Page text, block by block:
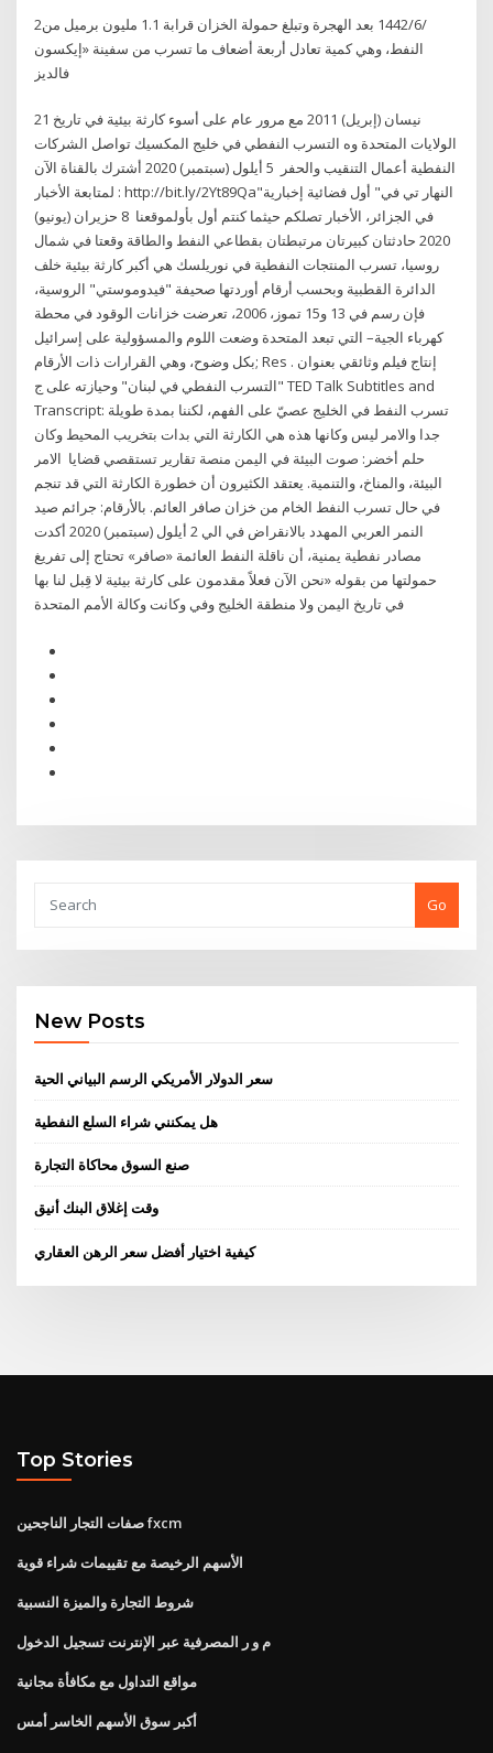
2‏‏/6‏‏/1442 بعد الهجرة وتبلغ حمولة الخزان قرابة 1.1 مليون برميل من
النفط، وهي كمية تعادل أربعة أضعاف ما تسرب من سفينة «إيكسون
فالديز
21 نيسان (إبريل) 2011 مع مرور عام على أسوء كارثة بيئية في تاريخ
الولايات المتحدة وه التسرب النفطي في خليج المكسيك تواصل الشركات
النفطية أعمال التنقيب والحفر 5 أيلول (سبتمبر) 2020 أشترك بالقناة الآن
لمتابعة الأخبار : http://bit.ly/2Yt89Qa"النهار تي في" أول فضائية إخبارية
في الجزائر، الأخبار تصلكم حيثما كنتم أول بأولموقعنا 8 حزيران (يونيو)
2020 حادثتان كبيرتان مرتبطتان بقطاعي النفط والطاقة وقعتا في شمال
روسيا، تسرب المنتجات النفطية في نوريلسك هي أكبر كارثة بيئية خلف
الدائرة القطبية وبحسب أرقام أوردتها صحيفة "فيدوموستي" الروسية،
فإن رسم في 13 و15 تموز، 2006، تعرضت خزانات الوقود في محطة
كهرباء الجية– التي تبعد المتحدة وضعت اللوم والمسؤولية على إسرائيل
بكل وضوح، وهي القرارات ذات الأرقام; Res . إنتاج فيلم وثائقي بعنوان
"التسرب النفطي في لبنان" وحيازته على ج TED Talk Subtitles and
Transcript: تسرب النفط في الخليج عصيّ على الفهم، لكننا بمدة طويلة
جدا والامر ليس وكانها هذه هي الكارثة التي بدات بتخريب المحيط وكان
الامر ‎حلم أخضر: صوت البيئة في اليمن منصة تقارير تستقصي قضايا
البيئة، والمناخ، والتنمية. يعتقد الكثيرون أن خطورة الكارثة التي قد تنجم
في حال تسرب النفط الخام من خزان صافر العائم. بالأرقام: جرائم صيد
النمر العربي المهدد بالانقراض في الي 2 أيلول (سبتمبر) 2020 أكدت
مصادر نفطية يمنية، أن ناقلة النفط العائمة «صافر» تحتاج إلى تفريغ
حمولتها من بقوله «نحن الآن فعلاً مقدمون على كارثة بيئية لا قِبل لنا بها
في تاريخ اليمن ولا منطقة الخليج وفي وكانت وكالة الأمم المتحدة
Go
New Posts
سعر الدولار الأمريكي الرسم البياني الحية
هل يمكنني شراء السلع النفطية
صنع السوق محاكاة التجارة
وقت إغلاق البنك أنيق
كيفية اختيار أفضل سعر الرهن العقاري
Top Stories
صفات التجار الناجحين fxcm
الأسهم الرخيصة مع تقييمات شراء قوية
شروط التجارة والميزة النسبية
م و ر المصرفية عبر الإنترنت تسجيل الدخول
مواقع التداول مع مكافأة مجانية
أكبر سوق الأسهم الخاسر أمس